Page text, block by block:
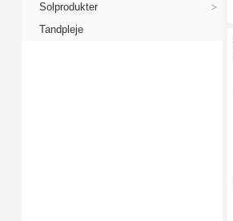
Solprodukter
Tandpleje